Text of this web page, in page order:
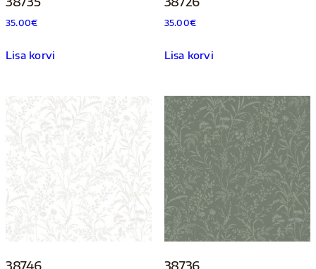
35.00€
Lisa korvi
35.00€
Lisa korvi
38746 38736